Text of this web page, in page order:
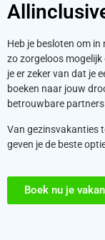
Heb je besloten om
zo zorgeloos
je er zeker van dat je
boeken naar jouw
betrouwbare
Van gezinsvakanties
geven je de beste
Boek nu je